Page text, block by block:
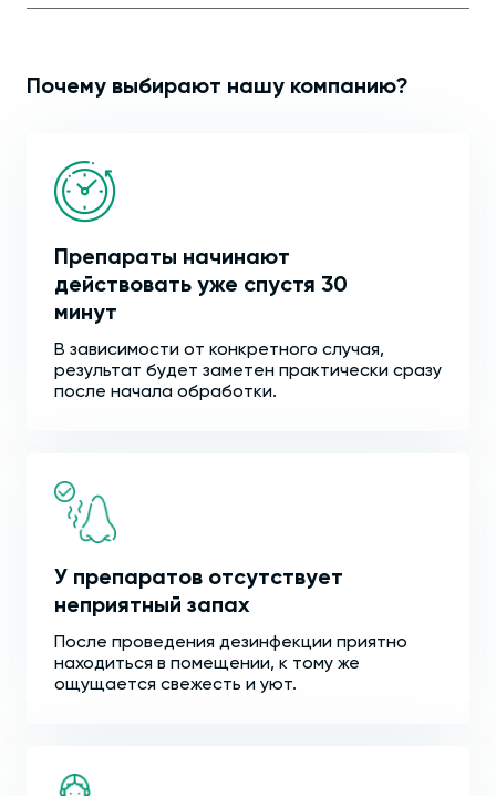
Почему выбирают нашу компанию?
Препараты начинают
действовать уже спустя 30
минут
В зависимости от конкретного случая,
результат будет заметен практически сразу
после начала обработки.
У препаратов отсутствует
неприятный запах
После проведения дезинфекции приятно
находиться в помещении, к тому же
ощущается свежесть и уют.